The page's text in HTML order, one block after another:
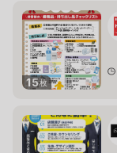
15枚